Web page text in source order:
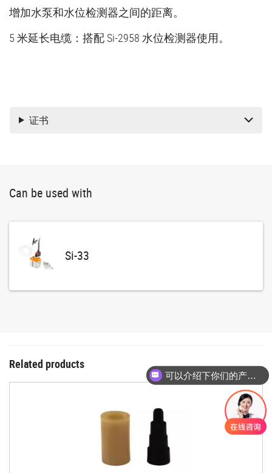
增加水泵和水位检测器之间的距离。
5 米延长电缆：搭配 Si-2958 水位检测器使用。
证书
Can be used with
Si-33
Related products
可以介绍下你们的产品么